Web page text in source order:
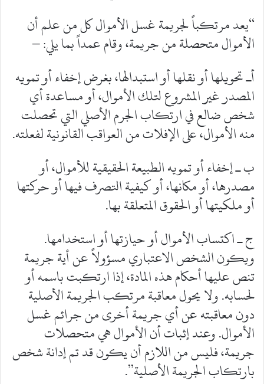
“يعد مرتكباً لجريمة غسل الأموال كل من علم أن
الأموال متحصلة من جريمة، وقام عمداً بما يلي: –
أـ تحويلها أو نقلها أو استبدالها، بغرض إخفاء أو تمويه
المصدر غير المشروع لتلك الأموال، أو مساعدة أي
شخص ضالع في ارتكاب الجرم الأصلي التي تحصلت
منه الأموال، على الإفلات من العواقب القانونية لفعلته.
ب ـ إخفاء أو تمويه الطبيعة الحقيقية للأموال، أو
مصدرها، أو مكانها، أو كيفية التصرف فيها أو حركتها
أو ملكيتها أو الحقوق المتعلقة بها.
ج ـ اكتساب الأموال أو حيازتها أو استخدامها.
ويكون الشخص الاعتباري مسؤولاً عن أية جريمة
تنص عليها أحكام هذه المادة، إذا ارتكبت باسمه أو
لحسابه. ولا يحول معاقبة مرتكب الجريمة الأصلية
دون معاقبته عن أي جريمة أخرى من جرائم غسل
الأموال. وعند إثبات أن الأموال هي متحصلات
جريمة، فليس من اللازم أن يكون قد تم إدانة شخص
بارتكاب الجريمة الأصلية”.